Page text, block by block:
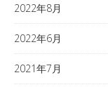
2022年8月
2022年6月
2021年7月